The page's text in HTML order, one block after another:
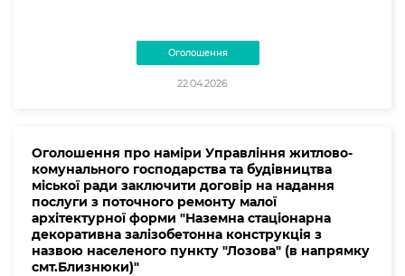
Оголошення
22.04.2026
Оголошення про наміри Управління житлово-
комунального господарства та будівництва
міської ради заключити договір на надання
послуги з поточного ремонту малої
архітектурної форми "Наземна стаціонарна
декоративна залізобетонна конструкція з
назвою населеного пункту "Лозова" (в напрямку
смт.Близнюки)"